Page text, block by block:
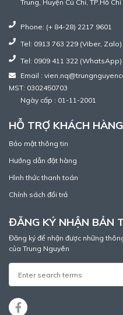
Trung, Huyện Củ Chi, TP.Hồ Chí
Phone: (+ 84-28) 2217 9601
Tel: 0913 763 229 (Viber, Zalo)
Tel: 0909 411 322 (WhatsApp)
Email :
MST: 0302450703
Ngày cấp : 01-11-2001
HỖ TRỢ KHÁCH HÀNG
Bảo mật thông tin
Hướng dẫn đặt hàng
Hình thức thanh toán
Chính sách đổi trả
ĐĂNG KÝ NHẬN BẢN
Đăng ký để nhận được những
của Trung Nguyên